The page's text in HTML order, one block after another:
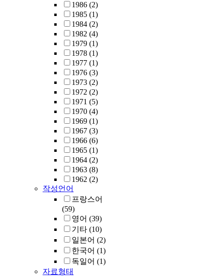
1986 (2)
1985 (1)
1984 (2)
1982 (4)
1979 (1)
1978 (1)
1977 (1)
1976 (3)
1973 (2)
1972 (2)
1971 (5)
1970 (4)
1969 (1)
1967 (3)
1966 (6)
1965 (1)
1964 (2)
1963 (8)
1962 (2)
작성언어
프랑스어
(59)
영어 (39)
기타 (10)
일본어 (2)
한국어 (1)
독일어 (1)
자료형태